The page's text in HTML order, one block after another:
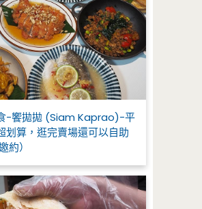
-饗拋拋 (Siam Kaprao)-平
划算，逛完賣場還可以自助
約）